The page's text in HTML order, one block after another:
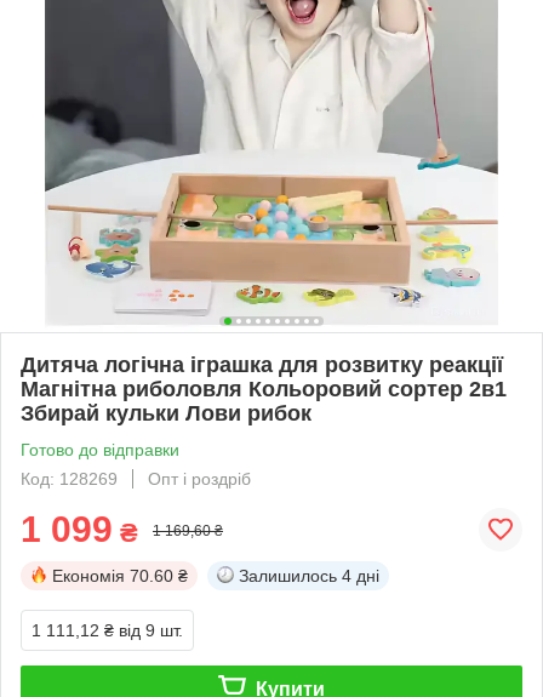
Дитяча логічна іграшка для розвитку реакції
Магнітна риболовля Кольоровий сортер 2в1
Збирай кульки Лови рибок
Готово до відправки
Код: 128269
Опт і роздріб
1 099 ₴ 1 169,60 ₴
Економія 70.60 ₴ Залишилось 4 дні
1 111,12 ₴ від 9 шт.
Купити